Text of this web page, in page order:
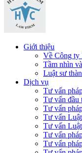
Giới thiệu
Về Công ty
Tầm nhìn
Luật sư
Dịch vụ
Tư vấn
Tư vấn đầu
Tư vấn
Tư vấn
Tư vấn
Tư vấn
Tư vấn